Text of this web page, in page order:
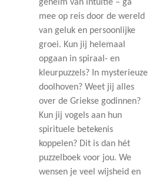
geheim van intuïtie – ga
mee op reis door de wereld
van geluk en persoonlijke
groei. Kun jij helemaal
opgaan in spiraal- en
kleurpuzzels? In mysterieuze
doolhoven? Weet jij alles
over de Griekse godinnen?
Kun jij vogels aan hun
spirituele betekenis
koppelen? Dit is dan hét
puzzelboek voor jou. We
wensen je veel wijsheid en